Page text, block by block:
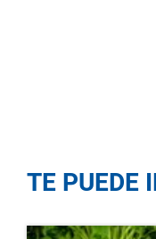
TE PUEDE